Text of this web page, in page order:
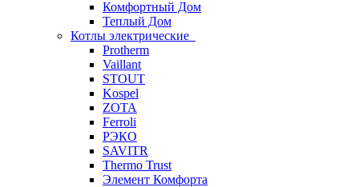
Комфортный Дом
Теплый Дом
Котлы электрические
Protherm
Vaillant
STOUT
Kospel
ZOTA
Ferroli
РЭКО
SAVITR
Thermo Trust
Элемент Комфорта